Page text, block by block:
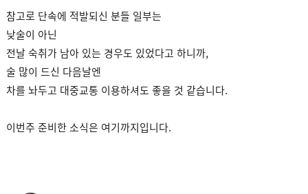
참고로 단속에 적발되신 분들 일부는
낮술이 아닌
전날 숙취가 남아 있는 경우도 있었다고 하니까,
술 많이 드신 다음날엔
차를 놔두고 대중교통 이용하셔도 좋을 것 같습니다.
이번주 준비한 소식은 여기까지입니다.